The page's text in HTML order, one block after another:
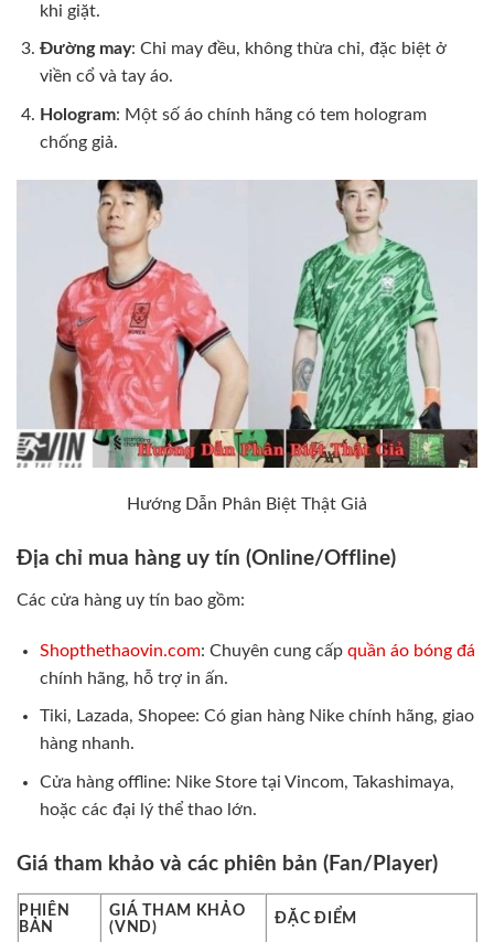
khi giặt.
Đường may: Chỉ may đều, không thừa chỉ, đặc biệt ở
viền cổ và tay áo.
Hologram: Một số áo chính hãng có tem hologram
chống giả.
Hướng Dẫn Phân Biệt Thật Giả
Địa chỉ mua hàng uy tín (Online/Offline)
Các cửa hàng uy tín bao gồm:
Shopthethaovin.com: Chuyên cung cấp quần áo bóng đá
chính hãng, hỗ trợ in ấn.
Tiki, Lazada, Shopee: Có gian hàng Nike chính hãng, giao
hàng nhanh.
Cửa hàng offline: Nike Store tại Vincom, Takashimaya,
hoặc các đại lý thể thao lớn.
Giá tham khảo và các phiên bản (Fan/Player)
PHIÊN
BẢN
GIÁ THAM KHẢO
(VND)
ĐẶC ĐIỂM